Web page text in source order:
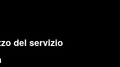
del servizio